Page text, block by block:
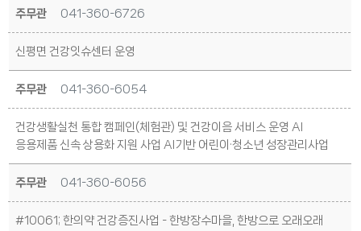
주무관 041-360-6726
신평면 건강잇슈센터 운영
주무관 041-360-6054
건강생활실천 통합 캠페인(체험관) 및 건강이음 서비스 운영 AI
응용제품 신속 상용화 지원 사업 AI기반 어린이·청소년 성장관리사업
주무관 041-360-6056
#10061; 한의약 건강증진사업 - 한방장수마을, 한방으로 오래오래